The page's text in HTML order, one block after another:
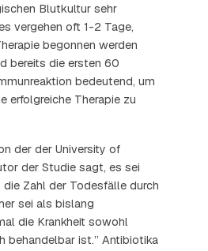
Blutkultur sehr
vergehen oft 1-2 Tage,
begonnen werden
bereits die ersten 60
bedeutend, um
erfolgreiche Therapie zu
der der University of
der Studie sagt, es sei
die Zahl der Todesfälle durch
sei als bislang
die Krankheit sowohl
behandelbar ist.” Antibiotika